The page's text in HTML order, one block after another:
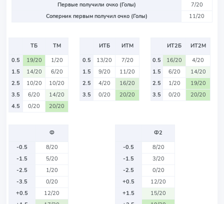
Первые получили очко (Голы)
7/20
Соперник первым получил очко (Голы)
11/20
ТБ
ТМ
0.5
19/20
1/20
1.5
14/20
6/20
2.5
10/20
10/20
3.5
6/20
14/20
4.5
0/20 20/20
ИТБ
ИТМ
0.5
13/20
7/20
1.5
9/20
11/20
2.5
4/20
16/20
3.5
0/20 20/20
ИТ2Б
ИТ2М
0.5
16/20
4/20
1.5
6/20
14/20
2.5
1/20
19/20
3.5
0/20 20/20
Ф
-0.5
8/20
-1.5
5/20
-2.5
1/20
-3.5
0/20
+0.5
12/20
Ф2
-0.5
8/20
-1.5
3/20
-2.5
0/20
+0.5
12/20
+1.5
15/20